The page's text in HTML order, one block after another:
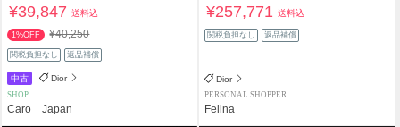
¥39,847送料込
1%OFF ¥40,250
関税負担なし 返品補償
中古 Dior
SHOP
Caro Japan
¥257,771送料込
関税負担なし 返品補償
Dior
PERSONAL SHOPPER
Felina